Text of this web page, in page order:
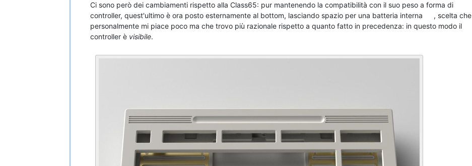
Ci sono però dei cambiamenti rispetto alla Class65: pur mantenendo la compatibilità con il suo peso a forma di
controller, quest'ultimo è ora posto esternamente al bottom, lasciando spazio per una batteria interna
, scelta che
personalmente mi piace poco ma che trovo più razionale rispetto a quanto fatto in precedenza: in questo modo il
controller è visibile.